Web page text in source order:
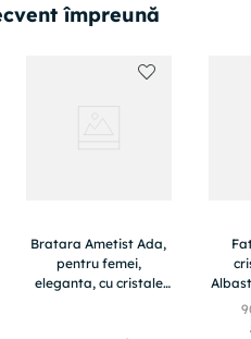
împreună
Bratara Ametist Ada,
pentru femei,
eleganta, cu cristale
Shell